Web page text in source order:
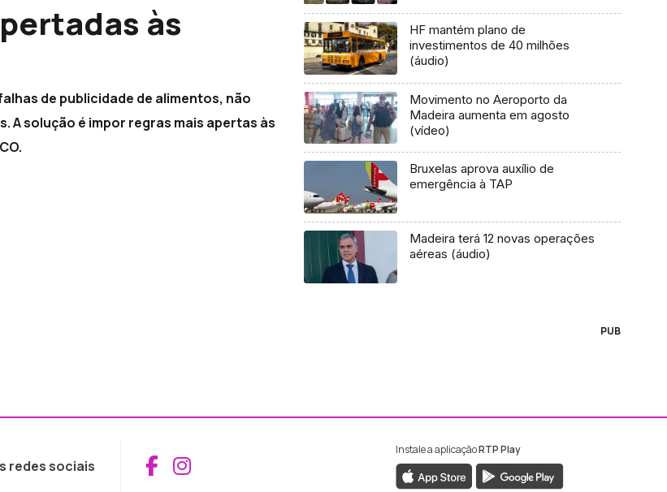
às
de publicidade de alimentos, não
A solução é impor regras mais apertas às
HF mantém plano de
investimentos de 40 milhões
(áudio)
Movimento no Aeroporto da
Madeira aumenta em agosto
(vídeo)
Bruxelas aprova auxílio de
emergência à TAP
Madeira terá 12 novas operações
aéreas (áudio)
PUB
redes sociais Aceder ao Facebook da RTP Madeira
Aceder ao Instagram da RTP Madeira
Instale a aplicaçãoRTP Play